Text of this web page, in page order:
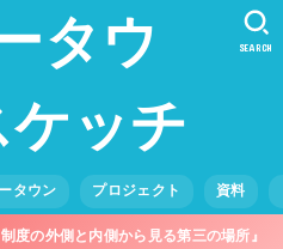
タウ
ケッチ
タウン プロジェクト 資料
SEARCH
度の外側と内側から見る第三の場所』